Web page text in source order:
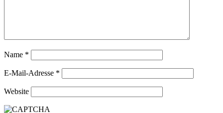
Name *
E-Mail-Adresse *
Website